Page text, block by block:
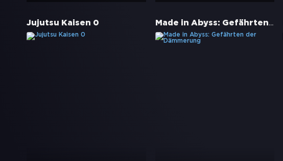
Jujutsu Kaisen 0 Made in Abyss: Gefährten der Dämmerung